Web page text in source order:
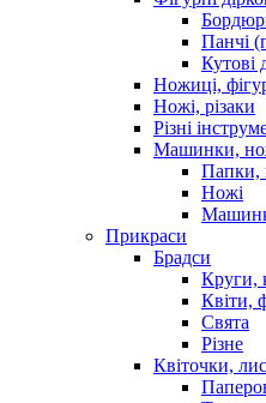
Панчі
Кутові
Ножиці,
Ножі, різаки
Різні
Машинки,
Папки,
Ножі
Прикраси
Брадси
Круги,
Квіти,
Свята
Різне
Квіточки,